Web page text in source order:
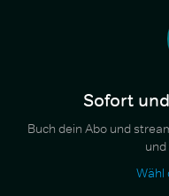
Sofort
Buch dein Abo und
Wähl